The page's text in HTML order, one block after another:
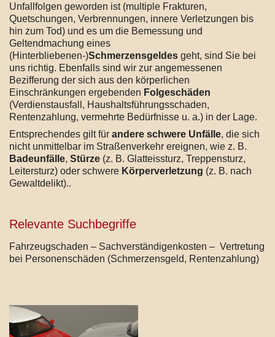
Unfallfolgen geworden ist (multiple Frakturen,
Quetschungen, Verbrennungen, innere Verletzungen bis
hin zum Tod) und es um die Bemessung und
Geltendmachung eines
(Hinterbliebenen-)Schmerzensgeldes geht, sind Sie bei
uns richtig. Ebenfalls sind wir zur angemessenen
Bezifferung der sich aus den körperlichen
Einschränkungen ergebenden Folgeschäden
(Verdienstausfall, Haushaltsführungsschaden,
Rentenzahlung, vermehrte Bedürfnisse u. a.) in der Lage.
Entsprechendes gilt für andere schwere Unfälle, die sich
nicht unmittelbar im Straßenverkehr ereignen, wie z. B.
Badeunfälle, Stürze (z. B. Glatteissturz, Treppensturz,
Leitersturz) oder schwere Körperverletzung (z. B. nach
Gewaltdelikt)..
Relevante Suchbegriffe
Fahrzeugschaden – Sachverständigenkosten – Vertretung
bei Personenschäden (Schmerzensgeld, Rentenzahlung)